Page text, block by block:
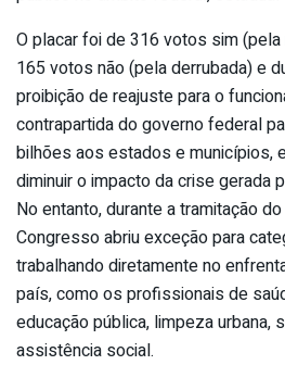
O placar foi de 316 votos sim
165 votos não (pela derrubada) e
proibição de reajuste para o
contrapartida do governo federal
bilhões aos estados e municípios,
diminuir o impacto da crise gerada
No entanto, durante a tramitação
Congresso abriu exceção para
trabalhando diretamente no
país, como os profissionais de
educação pública, limpeza urbana,
assistência social.